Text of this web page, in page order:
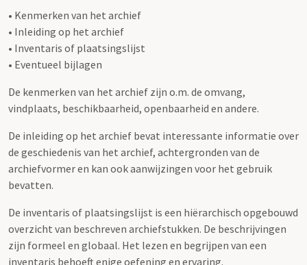
• Kenmerken van het archief
• Inleiding op het archief
• Inventaris of plaatsingslijst
• Eventueel bijlagen
De kenmerken van het archief zijn o.m. de omvang,
vindplaats, beschikbaarheid, openbaarheid en andere.
De inleiding op het archief bevat interessante informatie over
de geschiedenis van het archief, achtergronden van de
archiefvormer en kan ook aanwijzingen voor het gebruik
bevatten.
De inventaris of plaatsingslijst is een hiërarchisch opgebouwd
overzicht van beschreven archiefstukken. De beschrijvingen
zijn formeel en globaal. Het lezen en begrijpen van een
inventaris behoeft enige oefening en ervaring.